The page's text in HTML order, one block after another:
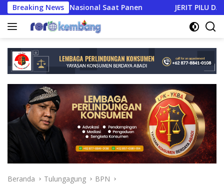
Langsung
ke
konten
Breaking News
Nasional Saat Panen JERIT PILU DARI
Beranda Tulungagung BPN